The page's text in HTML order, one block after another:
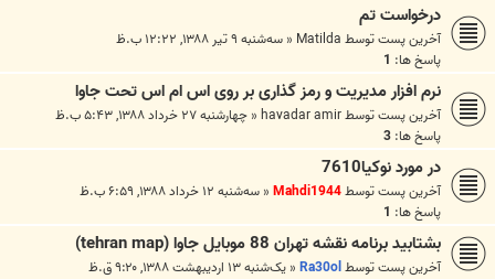
درخواست تم
آخرین پست توسطMatilda
« سه‌شنبه ۹ تیر ۱۳۸۸, ۱۲:۲۲ ب.ظ
پاسخ ها: 1
نرم افزار مدیریت و رمز گذاری بر روی اس ام اس تحت جاوا
آخرین پست توسطhavadar amir
« چهارشنبه ۲۷ خرداد ۱۳۸۸, ۵:۴۳ ب.ظ
پاسخ ها: 3
در مورد نوکیا7610
آخرین پست توسطMahdi1944
« سه‌شنبه ۱۲ خرداد ۱۳۸۸, ۶:۵۹ ب.ظ
پاسخ ها: 1
بشتابید برنامه نقشه تهران 88 موبایل جاوا (tehran map)
آخرین پست توسطRa30ol
« یک‌شنبه ۱۳ اردیبهشت ۱۳۸۸, ۹:۲۰ ق.ظ